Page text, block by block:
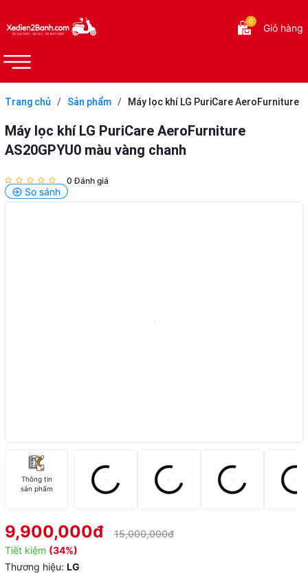
0
Giỏ hàng
Trang chủ / Sản phẩm /
Máy lọc khí LG PuriCare AeroFurniture
Máy lọc khí LG PuriCare AeroFurniture
AS20GPYU0 màu vàng chanh
0 Đánh giá
So sánh
Thông tin
sản phẩm
9,900,000đ
15,000,000đ
Tiết kiệm (34%)
Thương hiệu: LG